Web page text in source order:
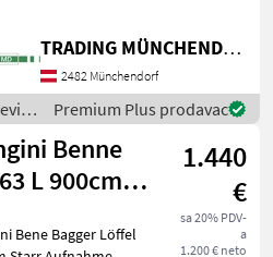
i kante
TRADING MÜNCHENDORF Handels GmbH
2482 Münchendorf
/
Premium Plus prodavac
Benne
L 900cm
1.440
€
sa 20% PDV-
a
1.200 € neto
Bene Bagger Löffel